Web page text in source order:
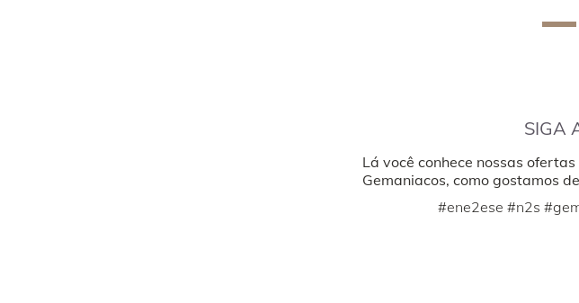
SIGA
Lá você conhece nossas
Gemaniacos, como gostamos
#ene2ese #n2s